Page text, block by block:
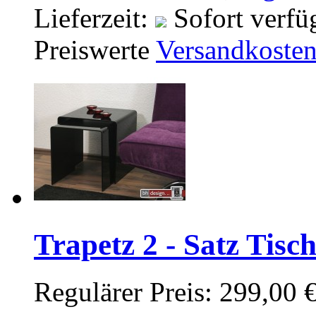
Lieferzeit:
Sofort
Preiswerte
Trapetz 2 - Satz
Regulärer Preis: 299,00